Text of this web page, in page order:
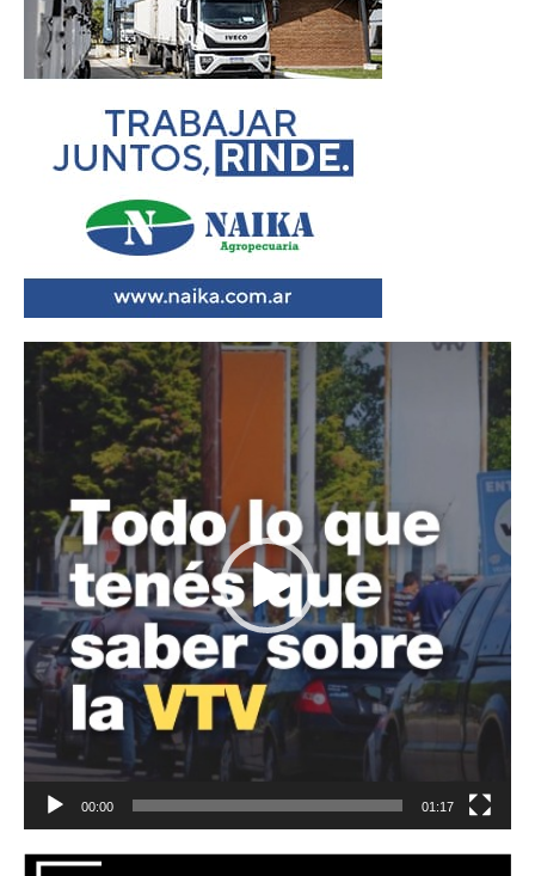
Reproductor
de
vídeo
00:00 01:17